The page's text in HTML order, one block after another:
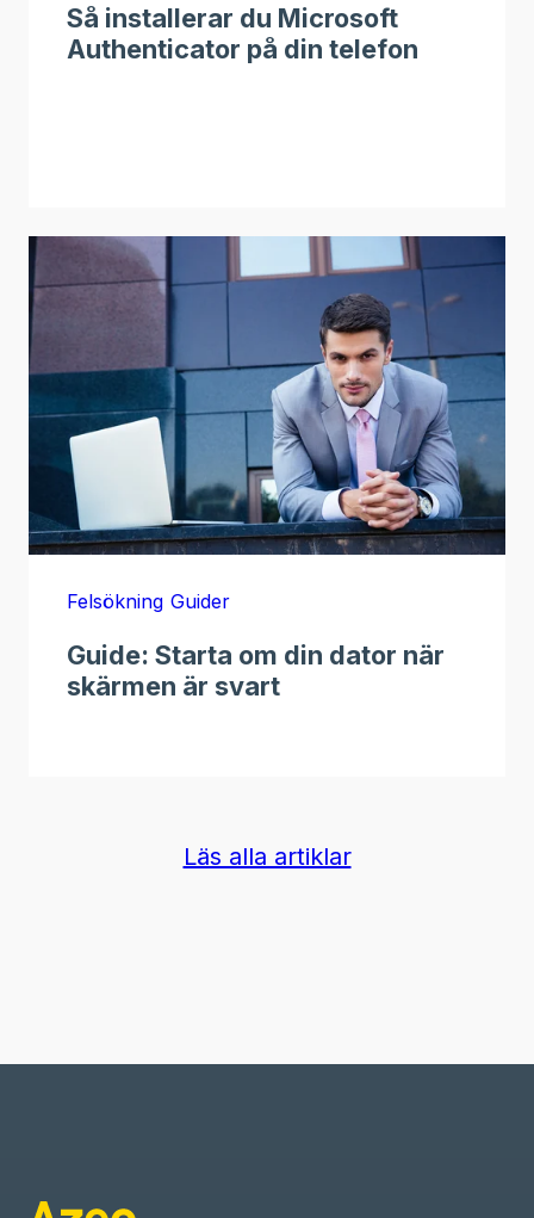
Så installerar du Microsoft
Authenticator på din telefon
Felsökning Guider
Guide: Starta om din dator när
skärmen är svart
Läs alla artiklar